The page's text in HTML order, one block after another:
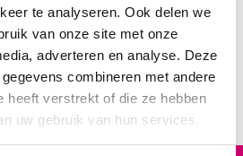
te analyseren. Ook delen we
van onze site met onze
adverteren en analyse. Deze
combineren met andere
heeft verstrekt of die ze hebben
uw gebruik van hun services.
Kliko stickers cijfer